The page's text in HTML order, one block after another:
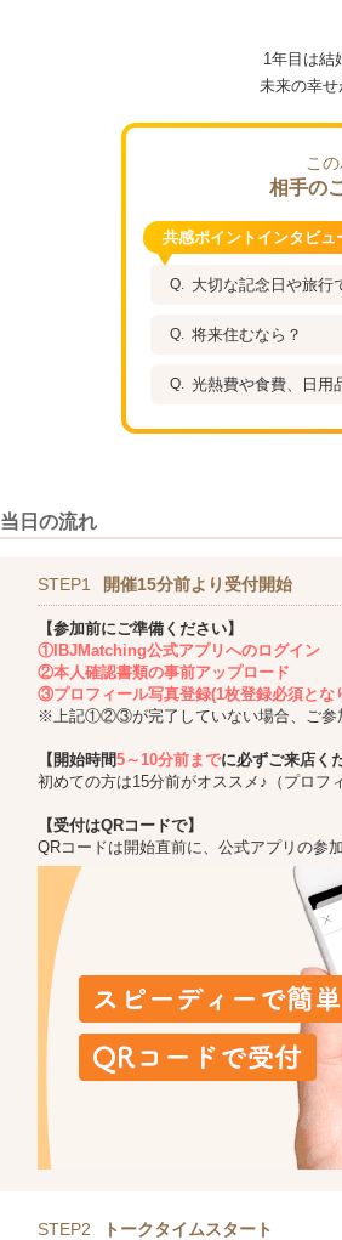
1年目は結
未来の幸せ
こ
相手の
共感ポイントインタビュ
大切な記念日や旅行
将来住むなら？
光熱費や食費、日用
当日の流れ
STEP1 開催15分前より受付開始
【参加前にご準備ください】
①IBJMatching公式アプリへのログイン
②本人確認書類の事前アップロード
③プロフィール写真登録(1枚登録必須とな
※上記①②③が完了していない場合、ご参
【開始時間5～10分前までに必ずご来店く
初めての方は15分前がオススメ♪（プロフ
【受付はQRコードで】
QRコードは開始直前に、公式アプリの参
STEP2 トークタイムスタート